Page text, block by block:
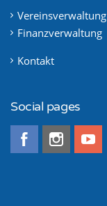
Vereinsverwaltung
Finanzverwaltung
Kontakt
Social pages